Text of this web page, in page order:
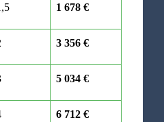
1 678 €
3 356 €
5 034 €
6 712 €